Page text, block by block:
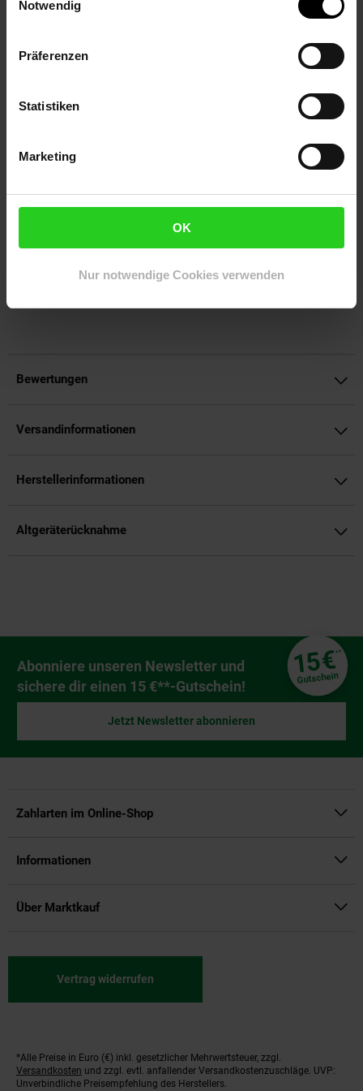
Notwendig
Präferenzen
Statistiken
Marketing
OK
Nur notwendige Cookies verwenden
Technische Daten
Exquisites Design und hochwertige Verarbeitung
Vakuum Saugnapf hält an jeder Windschutzscheibe und
Schnellmontage
Alle Bedientasten und Anschlüsse sind frei zugänglich
Kann mit Bumper oder Schutzhülle genutzt werden
komplett universell einsetzbar
Maße: 6,5 x 11,5 x 10 cm (B x H x T)
EAN: 4031985805034
Bewertungen
Versandinformationen
Herstellerinformationen
Altgeräterücknahme
Newsletter Anmeldung
Abonniere unseren Newsletter und
sichere dir einen 15 €**-Gutschein!
15€**
Gutschein
Jetzt Newsletter abonnieren
Zahlarten im Online-Shop
Informationen
Über Marktkauf
Vertrag widerrufen
Fußnoten
*Alle Preise in Euro (€) inkl. gesetzlicher Mehrwertsteuer, zzgl.
Versandkosten und zzgl. evtl. anfallender Versandkostenzuschläge. UVP:
Unverbindliche Preisempfehlung des Herstellers.